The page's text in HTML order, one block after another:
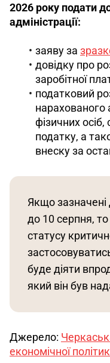
2026 року подати
адміністрації:
заяву за
довідку про
заробітної
податковий
нарахованого
фізичних
податку, а
внеску за
Якщо зазначені
до 10 серпня,
статусу
буде діяти
який він був
Джерело:
економічної